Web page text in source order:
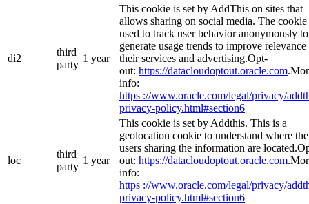
di2
third
party
1 year
This cookie is set by AddThis on sites that
allows sharing on social media. The cookie
used to track user behavior anonymously to
generate usage trends to improve relevance
their services and advertising.Opt-
out: https://datacloudoptout.oracle.com
info:
https ://www.oracle.com/legal/privacy/
privacy-policy.html#section6
loc
third
party
1 year
This cookie is set by Addthis. This is a
geolocation cookie to understand where the
users sharing the information are
out: https://datacloudoptout.oracle.com
info:
https ://www.oracle.com/legal/privacy/
privacy-policy.html#section6